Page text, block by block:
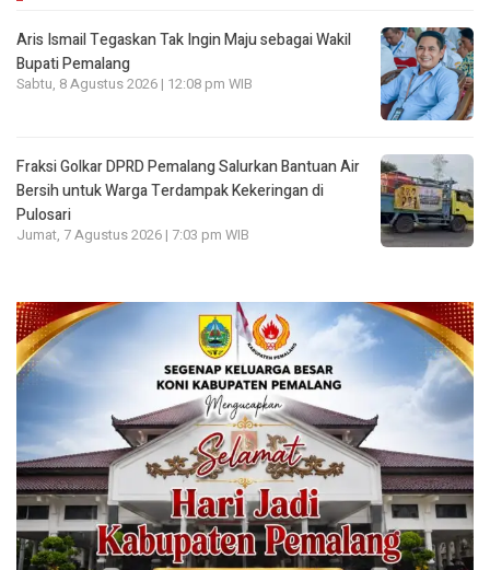
Aris Ismail Tegaskan Tak Ingin Maju sebagai Wakil
Bupati Pemalang
Sabtu, 8 Agustus 2026 | 12:08 pm WIB
Fraksi Golkar DPRD Pemalang Salurkan Bantuan Air
Bersih untuk Warga Terdampak Kekeringan di
Pulosari
Jumat, 7 Agustus 2026 | 7:03 pm WIB